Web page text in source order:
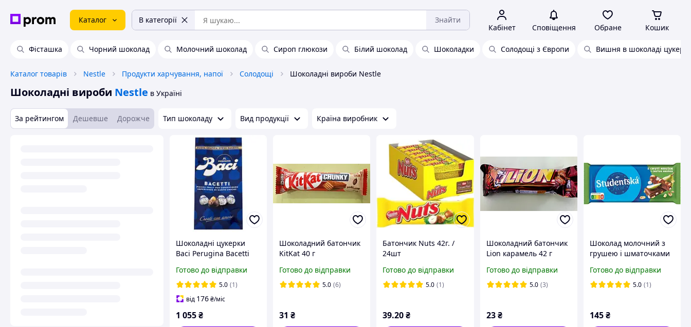
Каталог В категорії Знайти
Кабінет Сповіщення Обране Кошик
Фісташка Чорний шоколад Молочний шоколад Сироп глюкози Білий шоколад Шоколадки Солодощі з Європи Вишня в шоколаді
Каталог товарів Nestle Продукти харчування, напої Солодощі Шоколадні вироби Nestle
Шоколадні вироби Nestle в Україні
За рейтингом Дешевше Дорожче Тип шоколаду Вид продукції Країна виробник
Шоколадні цукерки
Baci Perugina Bacetti
Готово до відправки
5.0 (1)
від 176₴/міс
1 055₴
Шоколадний батончик
KitKat 40 г
Готово до відправки
5.0 (6)
31 ₴
Батончик Nuts 42г. /
24шт
Готово до відправки
5.0 (1)
39.20₴
Шоколадний батончик
Lion карамель 42 г
Готово до відправки
5.0 (3)
23 ₴
Шоколад молочний з
грушею і шматочками
Mlecna, 170г, Чехія
Готово до відправки
5.0 (1)
145₴